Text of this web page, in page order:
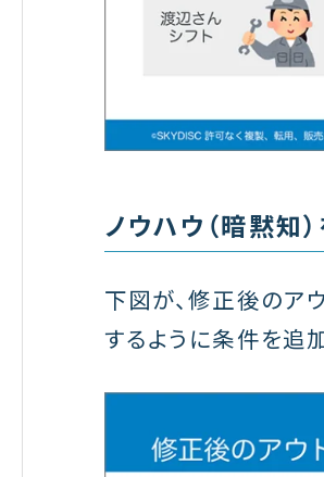
ノウハウ（暗黙知
下図が、修正後のア
するように条件を追